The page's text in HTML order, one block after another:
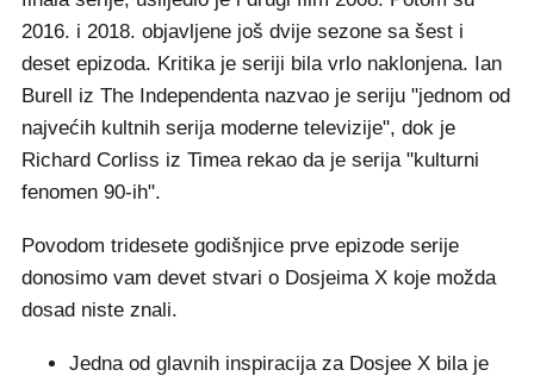
2016. i 2018. objavljene još dvije sezone sa šest i
deset epizoda. Kritika je seriji bila vrlo naklonjena. Ian
Burell iz The Independenta nazvao je seriju "jednom od
najvećih kultnih serija moderne televizije", dok je
Richard Corliss iz Timea rekao da je serija "kulturni
fenomen 90-ih".
Povodom tridesete godišnjice prve epizode serije
donosimo vam devet stvari o Dosjeima X koje možda
dosad niste znali.
Jedna od glavnih inspiracija za Dosjee X bila je